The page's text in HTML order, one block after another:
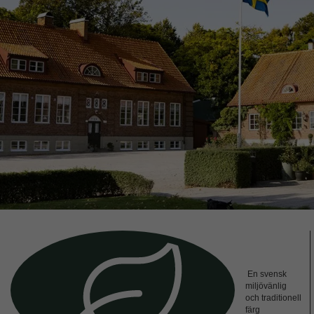
En svensk
miljövänlig
och traditionell
färg